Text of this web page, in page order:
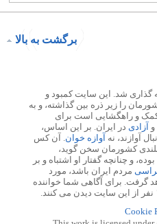
برگشت به بالا
در ۱۳ اسفند ۱۳۸۷ پایه گذاری شد. این سایت کمبود و
را زیر ذره بین گذاشته، و به
و راهگشایی است برای
و آزادی در ایران. بر این اساس،
آوازند، نه آوازه خوان . آن کس
کشورمان سخن گوید،
و چنانچه گفتار او اشتباه و بر
مردم ایران باشد، مورد
گرفت. برای آگاهی شما خواننده
Cookie